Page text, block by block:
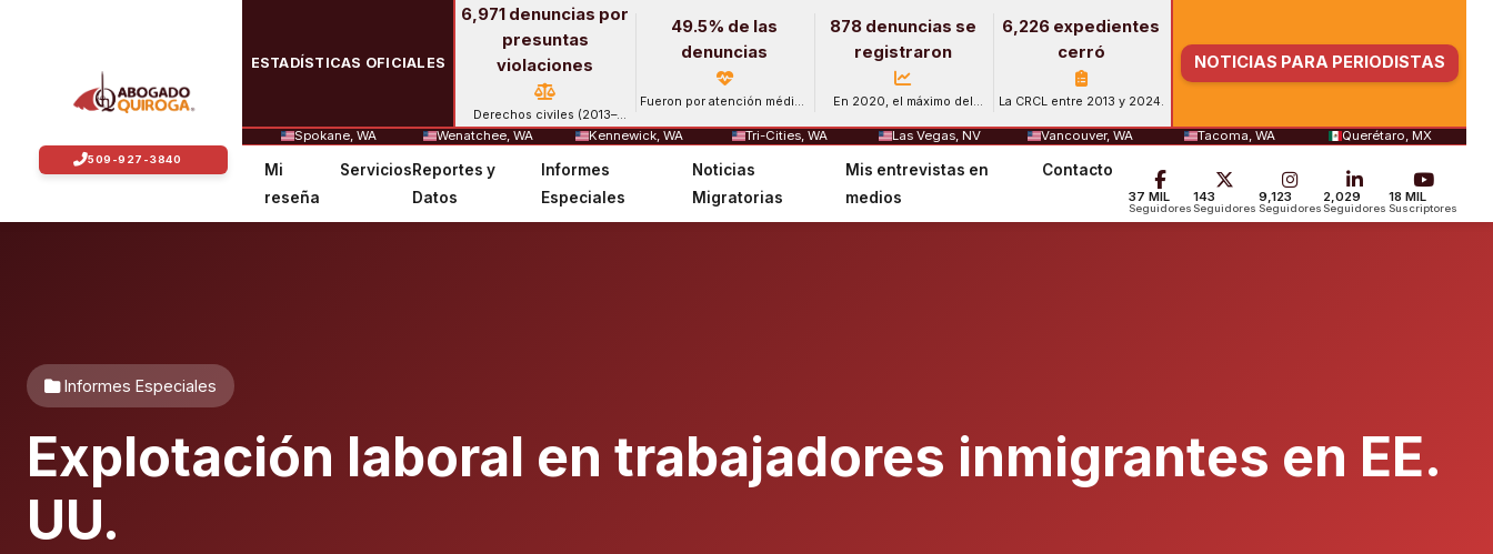
ESTADÍSTICAS OFICIALES
6,971 denuncias por
presuntas
violaciones
Derechos civiles (2013–
2024).
49.5% de las
denuncias
Fueron por atención médica
878 denuncias se
registraron
En 2020, el máximo del
6,226 expedientes
cerró
La CRCL entre 2013 y 2024.
NOTICIAS PARA PERIODISTAS
Spokane, WA Wenatchee, WA Kennewick, WA Tri-Cities, WA Las Vegas, NV Vancouver, WA Tacoma, WA Querétaro, MX
Mi
reseña
ServiciosReportes y
Datos
Informes
Especiales
Noticias
Migratorias
Mis entrevistas en
medios
Contacto
37 MIL
Seguidores
143
Seguidores
9,123
Seguidores
2,029
Seguidores
18 MIL
Suscriptores
Informes Especiales
Explotación laboral en trabajadores inmigrantes en EE.
UU.